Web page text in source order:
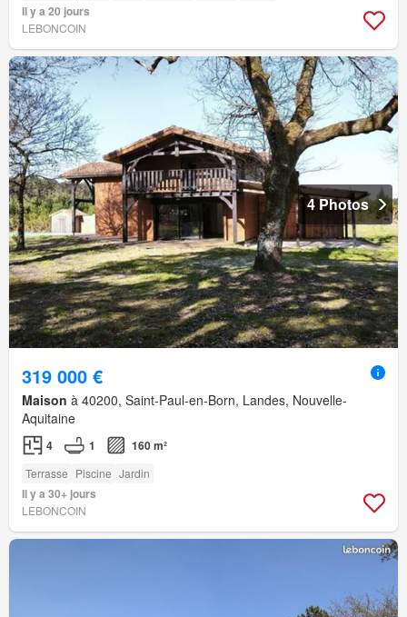
Il y a 20 jours
LEBONCOIN
4 Photos
319 000 €
Maison à 40200, Saint-Paul-en-Born, Landes, Nouvelle-
Aquitaine
4 1 160 m²
Terrasse Piscine Jardin
Il y a 30+ jours
LEBONCOIN